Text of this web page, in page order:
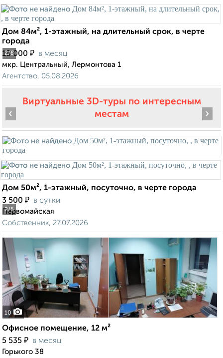
2/8
Дом 84м², 1-этажный, на длительный срок, в черте
города
18 000 ₽ в месяц
мкр. Центральный, Лермонтова 1
Агентство, 05.08.2026
Виртуальные 3D-туры по интересным
местам
2/5
‹ ›
Дом 50м², 1-этажный, посуточно, в черте города
3 500 ₽ в сутки
Первомайская
Собственник, 27.07.2026
10
Офисное помещение, 12 м²
5 535 ₽ в месяц
Горького 38